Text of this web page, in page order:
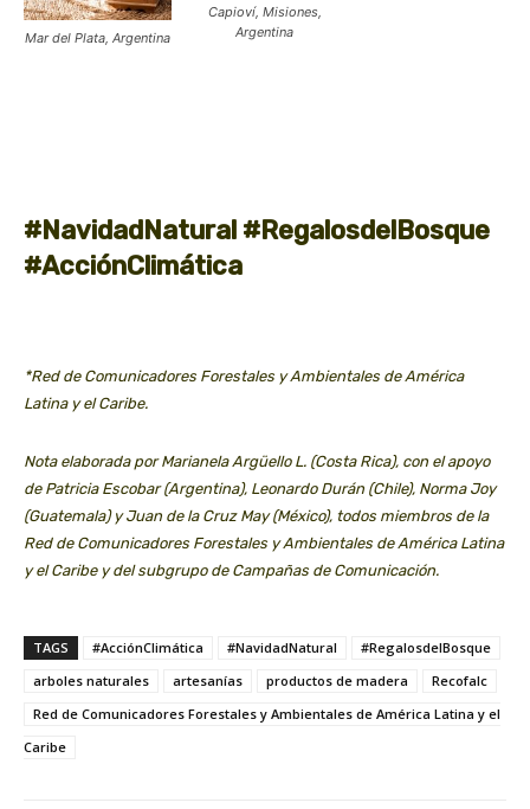
Mar del Plata, Argentina
Capioví, Misiones,
Argentina
#NavidadNatural #RegalosdelBosque
#AcciónClimática
*Red de Comunicadores Forestales y Ambientales de América
Latina y el Caribe.
Nota elaborada por Marianela Argüello L. (Costa Rica), con el apoyo
de Patricia Escobar (Argentina), Leonardo Durán (Chile), Norma Joy
(Guatemala) y Juan de la Cruz May (México), todos miembros de la
Red de Comunicadores Forestales y Ambientales de América Latina
y el Caribe y del subgrupo de Campañas de Comunicación.
TAGS #AcciónClimática #NavidadNatural
#RegalosdelBosque
arboles naturales
artesanías productos de madera
Recofalc
Red de Comunicadores Forestales y Ambientales de América Latina y el
Caribe